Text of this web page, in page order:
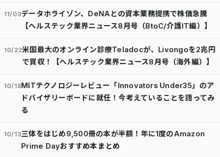
11/03データホライゾン、DeNAとの資本業務提携で株価急騰
【ヘルステック業界ニュース8月号（BtoC/介護IT編）】
10/22米国最大のオンライン診療Teladocが、Livongoを2兆円
で買収！【ヘルステック業界ニュース8月号（海外編）】
10/18MITテクノロジーレビュー「Innovators Under35」のア
ドバイザリーボードに就任！今考えていることを語ってみ
る
10/13三体をはじめ9,500冊の本が半額！年に1度のAmazon
Prime Dayおすすめ本まとめ